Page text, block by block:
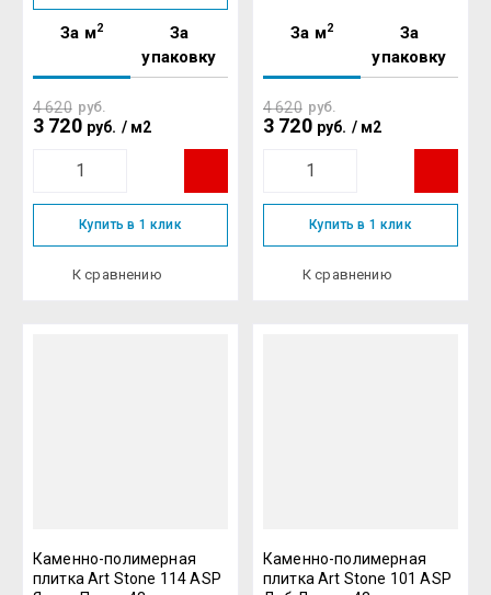
За м2
За
упаковку
4 620 руб.
3 720 руб. / м2
Купить в 1 клик
К сравнению
За м2
За
упаковку
4 620 руб.
3 720 руб. / м2
Купить в 1 клик
К сравнению
Каменно-полимерная
плитка Art Stone 114 ASP
Каменно-полимерная
плитка Art Stone 101 ASP